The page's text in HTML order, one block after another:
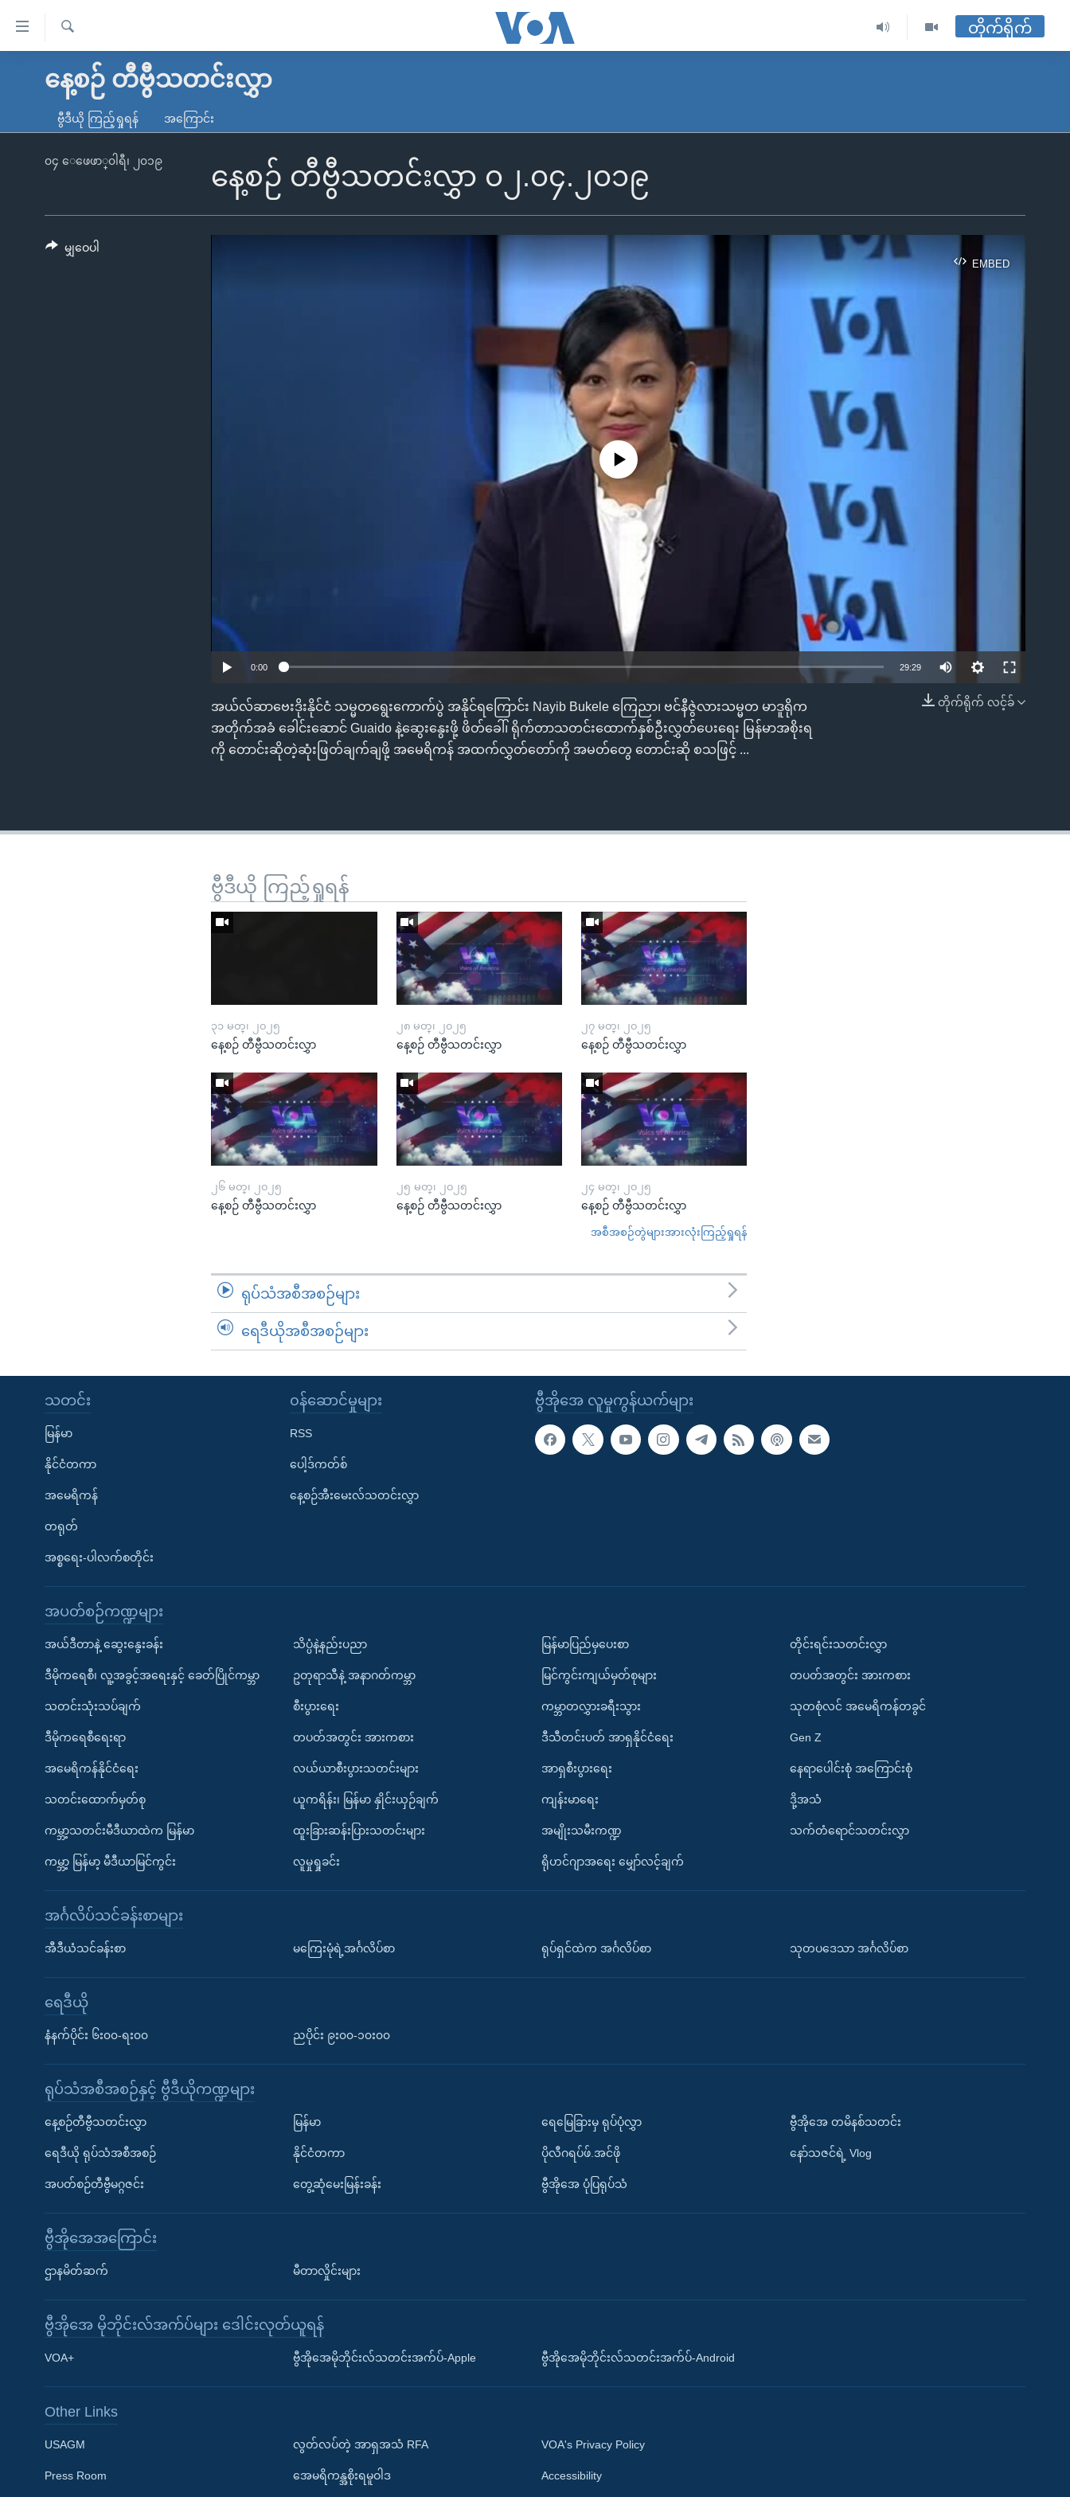
လွယ်ကူ
သည့်
မူလစာမျက်နှာ
ကမ္ဘာ့သတင်းများ
နိုင်ငံတကာ
တရုတ်
အစ္စရေး-ပါလက်စတိုင်း
ရပ်ဝန်းတခု လမ်းတခု အလွန်
အင်္ဂလိပ်စာလေ့လာမယ်
Learning English
ဘာသာစကားများ
ရ
တိုက်ရိုက်
နေ့စဉ် တီဗွီသတင်းလွှာ
ဗွီဒီယို ကြည့်ရှုရန် အကြောင်း
နေ့စဉ် တီဗွီသတင်းလွှာ ၀၂.၀၄.၂၀၁၉
၀၄ ေဖေဖာ္၀ါရီ၊ ၂၀၁၉
EMBED
EMBED
No media source currently available
0:00 29:29
တိုက်ရိုက် လင့်ခ်
အယ်လ်ဆာဗေးဒိုးနိုင်ငံ သမ္မတရွေးကောက်ပွဲ အနိုင်ရကြောင်း Nayib Bukele ကြေညာ၊ ဗင်နီဇွဲလားသမ္မတ မာဒူရိုက
အတိုက်အခံ ခေါင်းဆောင် Guaido နဲ့ဆွေးနွေးဖို့ ဖိတ်ခေါ်၊ ရိုက်တာသတင်းထောက်နှစ်ဦးလွှတ်ပေးရေး မြန်မာအစိုးရ
ကို တောင်းဆိုတဲ့ဆုံးဖြတ်ချက်ချဖို့ အမေရိကန် အထက်လွှတ်တော်ကို အမတ်တွေ တောင်းဆို စသဖြင့် ...
မျှဝေပါ
ဗွီဒီယို ကြည့်ရှုရန်
၃၁ မတ္၊ ၂၀၂၅
နေ့စဉ် တီဗွီသတင်းလွှာ
၂၈ မတ္၊ ၂၀၂၅
နေ့စဉ် တီဗွီသတင်းလွှာ
၂၇ မတ္၊ ၂၀၂၅
နေ့စဉ် တီဗွီသတင်းလွှာ
၂၆ မတ္၊ ၂၀၂၅
နေ့စဉ် တီဗွီသတင်းလွှာ
၂၅ မတ္၊ ၂၀၂၅
နေ့စဉ် တီဗွီသတင်းလွှာ
၂၄ မတ္၊ ၂၀၂၅
နေ့စဉ် တီဗွီသတင်းလွှာ
အစီအစဉ်တွဲများအားလုံးကြည့်ရှုရန်
ရုပ်သံအစီအစဉ်များ
ရေဒီယိုအစီအစဉ်များ
ဗွီအိုအေ လူမှုကွန်ယက်များ
သတင်း
မြန်မာ
နိုင်ငံတကာ
အမေရိကန်
တရုတ်
အစ္စရေး-ပါလက်စတိုင်း
၀န်ဆောင်မှုများ
RSS
ပေါ့ဒ်ကတ်စ်
နေ့စဉ်အီးမေးလ်သတင်းလွှာ
အပတ်စဉ်ကဏ္ဍများ
အယ်ဒီတာနဲ့ ဆွေးနွေးခန်း
ဒီမိုကရေစီ၊ လူ့အခွင့်အရေးနှင့် ခေတ်ပြိုင်ကမ္ဘာ
သတင်းသုံးသပ်ချက်
ဒီမိုကရေစီရေးရာ
အမေရိကန်နိုင်ငံရေး
သတင်းထောက်မှတ်စု
ကမ္ဘာ့သတင်းမီဒီယာထဲက မြန်မာ
ကမ္ဘာ့ မြန်မာ့ မီဒီယာမြင်ကွင်း
သိပ္ပံနဲ့နည်းပညာ
ဥတုရာသီနဲ့ အနာဂတ်ကမ္ဘာ
စီးပွားရေး
တပတ်အတွင်း အားကစား
လယ်ယာစီးပွားသတင်းများ
ယူကရိန်း၊ မြန်မာ နှိုင်းယှဉ်ချက်
ထူးခြားဆန်းပြားသတင်းများ
လူမှုရှုခင်း
မြန်မာပြည်မှပေးစာ
မြင်ကွင်းကျယ်မှတ်စုများ
ကမ္ဘာတလွှားခရီးသွား
ဒီသီတင်းပတ် အာရှနိုင်ငံရေး
အာရှစီးပွားရေး
ကျန်းမာရေး
အမျိုးသမီးကဏ္ဍ
ရိုဟင်ဂျာအရေး မျှော်လင့်ချက်
တိုင်းရင်းသတင်းလွှာ
တပတ်အတွင်း အားကစား
သုတစုံလင် အမေရိကန်တခွင်
Gen Z
နေရာပေါင်းစုံ အကြောင်းစုံ
ဒို့အသံ
သက်တံရောင်သတင်းလွှာ
အင်္ဂလိပ်သင်ခန်းစာများ
အီဒီယံသင်ခန်းစာ မကြေးမုံရဲ့အင်္ဂလိပ်စာ ရုပ်ရှင်ထဲက အင်္ဂလိပ်စာ သုတပဒေသာ အင်္ဂလိပ်စာ
ရေဒီယို
နံနက်ပိုင်း ၆း၀၀-ရး၀၀ ညပိုင်း ၉း၀၀-၁၀း၀၀
ရုပ်သံအစီအစဉ်နှင့် ဗွီဒီယိုကဏ္ဍများ
နေ့စဉ်တီဗွီသတင်းလွှာ
ရေဒီယို ရုပ်သံအစီအစဉ်
အပတ်စဉ်တီဗွီမဂ္ဂဇင်း
မြန်မာ
နိုင်ငံတကာ
တွေ့ဆုံမေးမြန်းခန်း
ရေမြေခြားမှ ရုပ်ပုံလွှာ
ပိုလီဂရပ်ဖ်.အင်ဖို
ဗွီအိုအေ ပုံပြရုပ်သံ
ဗွီအိုအေ တမိနစ်သတင်း
နော်သဇင်ရဲ့ Vlog
ဗွီအိုအေအကြောင်း
ဌာနမိတ်ဆက် မီတာလှိုင်းများ
ဗွီအိုအေ မိုဘိုင်းလ်အက်ပ်များ ဒေါင်းလုတ်ယူရန်
VOA+ ဗွီအိုအေမိုဘိုင်းလ်သတင်းအက်ပ်-Apple ဗွီအိုအေမိုဘိုင်းလ်သတင်းအက်ပ်-Android
Other Links
USAGM
Press Room
လွတ်လပ်တဲ့ အာရှအသံ RFA
အေမရိကန္အစိုးရမူဝါဒ
VOA's Privacy Policy
Accessibility